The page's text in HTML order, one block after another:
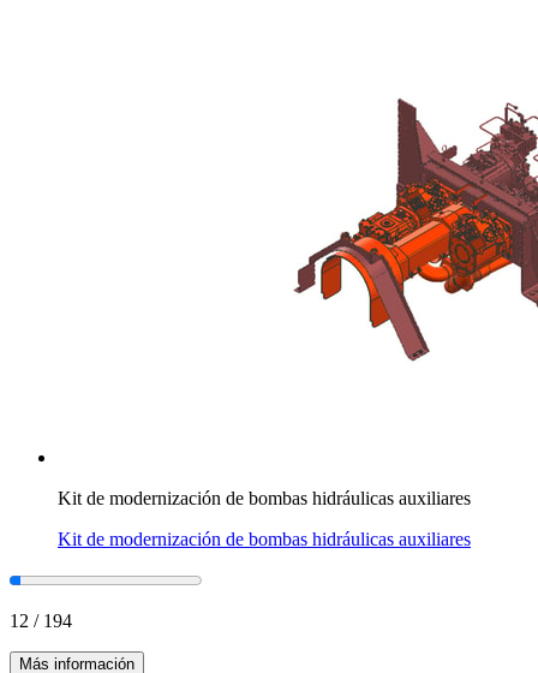
Kit de modernización de bombas hidráulicas auxiliares
Kit de modernización de bombas hidráulicas auxiliares
12 / 194
Más información